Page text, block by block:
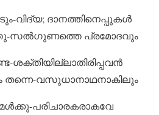
വിദ്യ; ദാനത്തിനെപ്പുകൾ
സൽഗുണത്തെ പ്രമോദവും
ശക്തിയില്ലാതിരിപ്പവൻ
വസുധാനാഥനാകിലും
പരിചാരകരാകവേ